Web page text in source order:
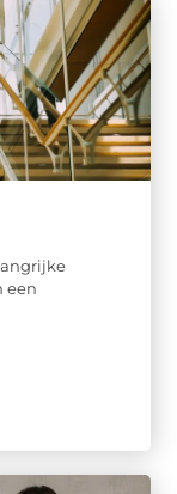
een